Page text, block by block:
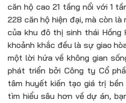
căn hộ cao 21 tầng nổi với 1
228 căn hộ hiện đại, mà còn
của khu đô thị sinh thái Hồng
khoảnh khắc đều là sự giao
một lời hứa về không gian
phát triển bởi Công ty Cổ
tâm huyết kiến tạo giá trị
tìm hiểu sâu hơn về dự án,